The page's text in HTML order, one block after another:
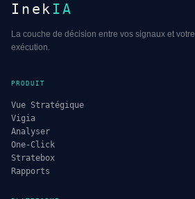
Inek IA
La couche de décision entre vos signaux et votre
exécution.
PRODUIT
Vue Stratégique
Vigia
Analyser
One-Click
Stratebox
Rapports